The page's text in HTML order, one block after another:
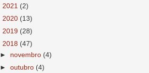
2021 (2)
2020 (13)
2019 (28)
2018 (47)
► novembro (4)
►outubro (4)